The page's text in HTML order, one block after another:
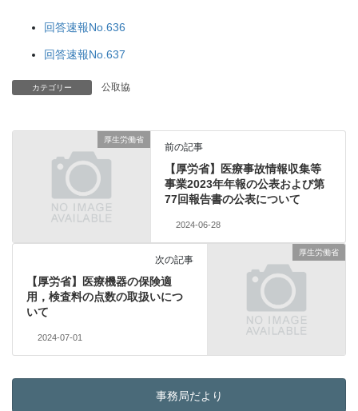
回答速報No.636
回答速報No.637
カテゴリー 公取協
厚生労働省
前の記事
【厚労省】医療事故情報収集等
事業2023年年報の公表および第
77回報告書の公表について
2024-06-28
厚生労働省
次の記事
【厚労省】医療機器の保険適
用，検査料の点数の取扱いにつ
いて
2024-07-01
事務局だより